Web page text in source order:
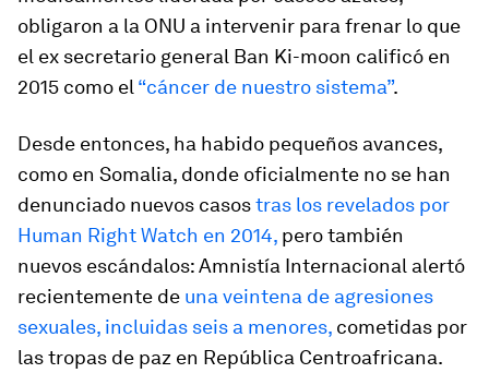
obligaron a la ONU a intervenir para frenar lo que
el ex secretario general Ban Ki-moon calificó en
2015 como el “cáncer de nuestro sistema”.
Desde entonces, ha habido pequeños avances,
como en Somalia, donde oficialmente no se han
denunciado nuevos casostras los revelados por
Human Right Watch en 2014, pero también
nuevos escándalos: Amnistía Internacional alertó
recientemente de una veintena de agresiones
sexuales, incluidas seis a menores, cometidas por
las tropas de paz en República Centroafricana.